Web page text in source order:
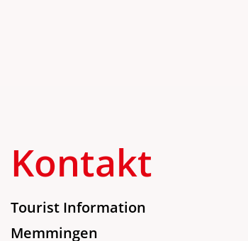
Kontakt
Tourist Information
Memmingen